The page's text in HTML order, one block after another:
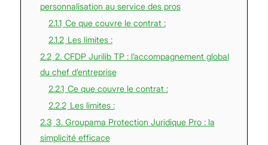
personnalisation au service des pros
2.1.1 Ce que couvre le contrat :
2.1.2 Les limites :
2.2 2. CFDP Jurilib TP : l’accompagnement global
du chef d’entreprise
2.2.1 Ce que couvre le contrat :
2.2.2 Les limites :
2.3 3. Groupama Protection Juridique Pro : la
simplicité efficace